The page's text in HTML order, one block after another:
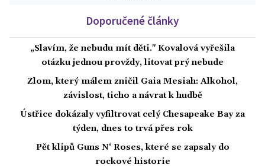
Doporučené články
„Slavím, že nebudu mít děti." Kovalová vyřešila
otázku jednou provždy, litovat prý nebude
Zlom, který málem zničil Gaia Mesiah: Alkohol,
závislost, ticho a návrat k hudbě
Ústřice dokázaly vyfiltrovat celý Chesapeake Bay za
týden, dnes to trvá přes rok
Pět klipů Guns N‘ Roses, které se zapsaly do
rockové historie